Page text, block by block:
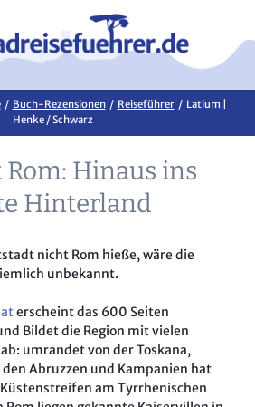
Buch-Rezensionen Reiseführer
Latium |
Henke / Schwarz
Hinaus ins
Hinterland
nicht Rom hieße, wäre die
unbekannt.
erscheint das 600 Seiten
Bildet die Region mit vielen
umrandet von der Toskana,
Abruzzen und Kampanien hat
am Tyrrhenischen